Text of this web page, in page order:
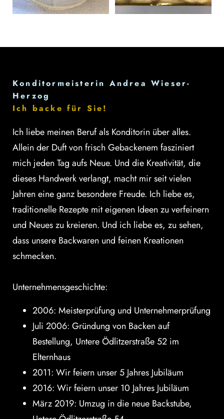
Konditormeisterin Andrea Wieser-
Herzog
Ich backe für Sie!
Ich liebe meinen Beruf als Konditorin über alles.
Allein der Duft von frisch Gebackenem fasziniert
mich jeden Tag aufs Neue. Und die Kreativität, die
dieses Handwerk verlangt, macht mir seit vielen
Jahren eine ganz besondere Freude. Ich liebe es,
traditionelle Rezepte mit eigenen Ideen zu verfeinern
und Neues zu kreieren. Und ich liebe es, zu sehen,
dass unsere Backwaren und feinen Kreationen
schmecken.
Unternehmensgeschichte:
2006: Meisterprüfung und Unternehmerprüfung
Juli 2006: Gründung von Backen auf
Bestellung, Untere Ödlitzerstraße 52 im
Elternhaus
2011: Wir feiern unser 5 Jahres Jubiläum
2016: Wir feiern unser 10 Jahres Jubiläum
März 2019: Umzug in die neue Backstube,